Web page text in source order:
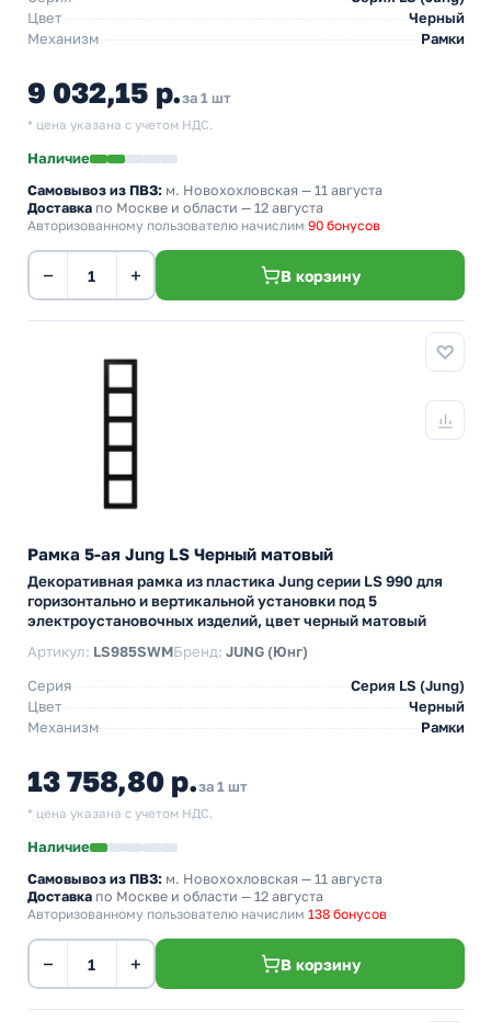
Цвет
Черный
Механизм
Рамки
9 032,15 р.за 1 шт
* цена указана с учетом НДС.
Наличие
Самовывоз из ПВЗ: м. Новохохловская — 11 августа
Доставка по Москве и области — 12 августа
Авторизованному пользователю начислим 90 бонусов
− + В корзину
Рамка 5-ая Jung LS Черный матовый
Декоративная рамка из пластика Jung серии LS 990 для
горизонтально и вертикальной установки под 5
электроустановочных изделий, цвет черный матовый
Артикул: LS985SWMБренд: JUNG (Юнг)
Серия
Серия LS (Jung)
Цвет
Черный
Механизм
Рамки
13 758,80 р.за 1 шт
* цена указана с учетом НДС.
Наличие
Самовывоз из ПВЗ: м. Новохохловская — 11 августа
Доставка по Москве и области — 12 августа
Авторизованному пользователю начислим 138 бонусов
− + В корзину